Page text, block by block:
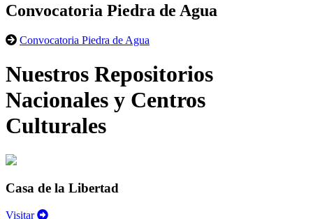
Convocatoria Piedra de Agua
Convocatoria Piedra de Agua
Nuestros Repositorios
Nacionales y Centros
Culturales
Casa de la Libertad
Visitar